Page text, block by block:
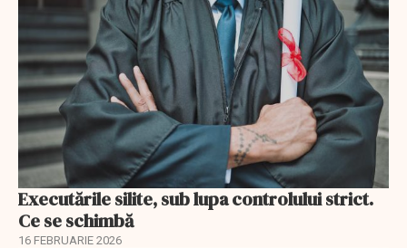
Executările silite, sub lupa controlului strict.
Ce se schimbă
16 FEBRUARIE 2026